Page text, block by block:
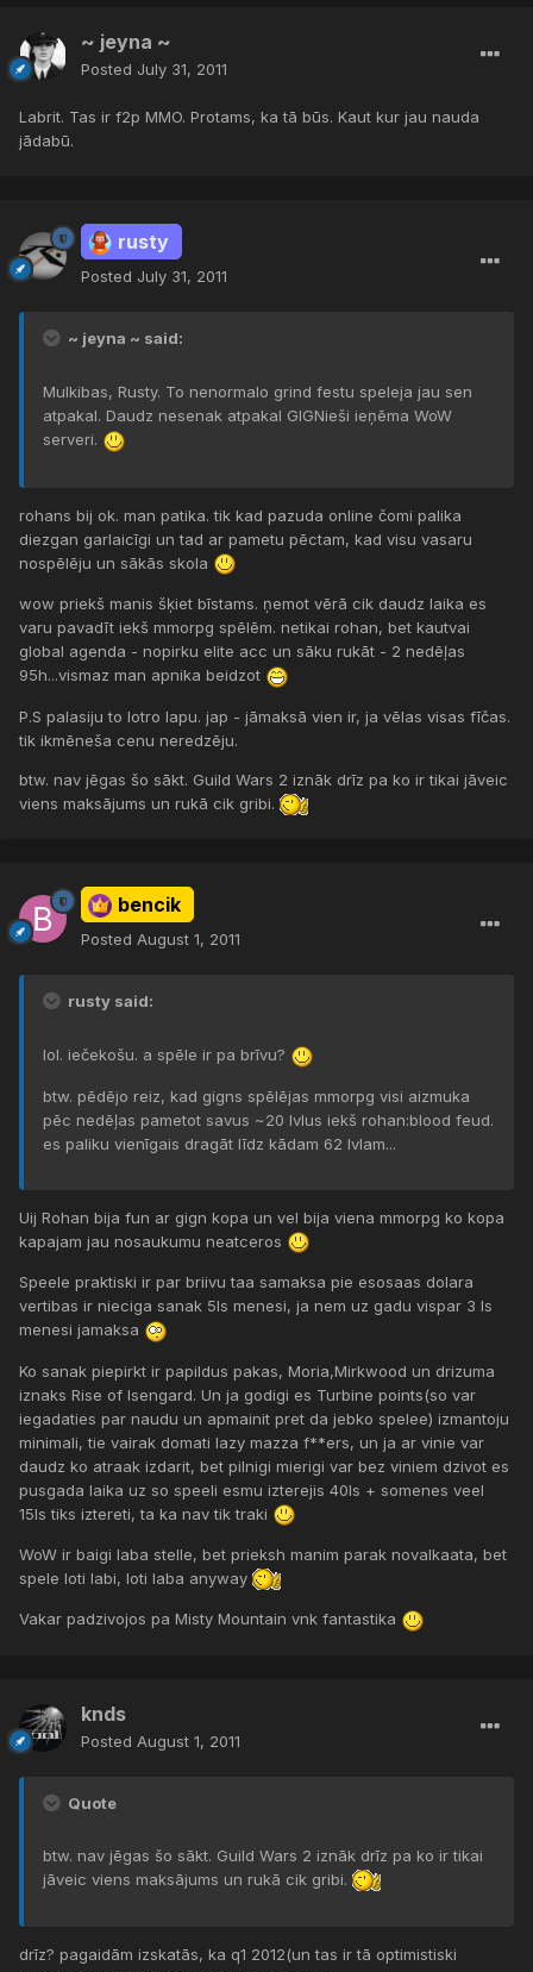
~ jeyna ~
Posted July 31, 2011
Labrit. Tas ir f2p MMO. Protams, ka tā būs. Kaut kur jau nauda
jādabū.
rusty
Posted July 31, 2011
~ jeyna ~ said:
Mulkibas, Rusty. To nenormalo grind festu speleja jau sen
atpakal. Daudz nesenak atpakal GIGNieši ieņēma WoW
serveri.
rohans bij ok. man patika. tik kad pazuda online čomi palika
diezgan garlaicīgi un tad ar pametu pēctam, kad visu vasaru
nospēlēju un sākās skola
wow priekš manis šķiet bīstams. ņemot vērā cik daudz laika es
varu pavadīt iekš mmorpg spēlēm. netikai rohan, bet kautvai
global agenda - nopirku elite acc un sāku rukāt - 2 nedēļas
95h...vismaz man apnika beidzot
P.S palasiju to lotro lapu. jap - jāmaksā vien ir, ja vēlas visas fīčas.
tik ikmēneša cenu neredzēju.
btw. nav jēgas šo sākt. Guild Wars 2 iznāk drīz pa ko ir tikai jāveic
viens maksājums un rukā cik gribi.
bencik
Posted August 1, 2011
rusty said:
lol. iečekošu. a spēle ir pa brīvu?
btw. pēdējo reiz, kad gigns spēlējas mmorpg visi aizmuka
pēc nedēļas pametot savus ~20 lvlus iekš rohan:blood feud.
es paliku vienīgais dragāt līdz kādam 62 lvlam...
Uij Rohan bija fun ar gign kopa un vel bija viena mmorpg ko kopa
kapajam jau nosaukumu neatceros
Speele praktiski ir par briivu taa samaksa pie esosaas dolara
vertibas ir nieciga sanak 5ls menesi, ja nem uz gadu vispar 3 ls
menesi jamaksa
Ko sanak piepirkt ir papildus pakas, Moria,Mirkwood un drizuma
iznaks Rise of Isengard. Un ja godigi es Turbine points(so var
iegadaties par naudu un apmainit pret da jebko spelee) izmantoju
minimali, tie vairak domati lazy mazza f**ers, un ja ar vinie var
daudz ko atraak izdarit, bet pilnigi mierigi var bez viniem dzivot es
pusgada laika uz so speeli esmu izterejis 40ls + somenes veel
15ls tiks iztereti, ta ka nav tik traki
WoW ir baigi laba stelle, bet prieksh manim parak novalkaata, bet
spele loti labi, loti laba anyway
Vakar padzivojos pa Misty Mountain vnk fantastika
knds
Posted August 1, 2011
Quote
btw. nav jēgas šo sākt. Guild Wars 2 iznāk drīz pa ko ir tikai
jāveic viens maksājums un rukā cik gribi.
drīz? pagaidām izskatās, ka q1 2012(un tas ir tā optimistiski